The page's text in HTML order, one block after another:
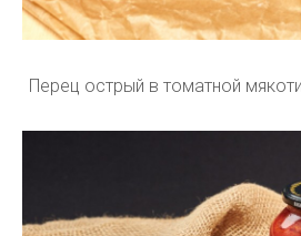
Перец острый в томатной